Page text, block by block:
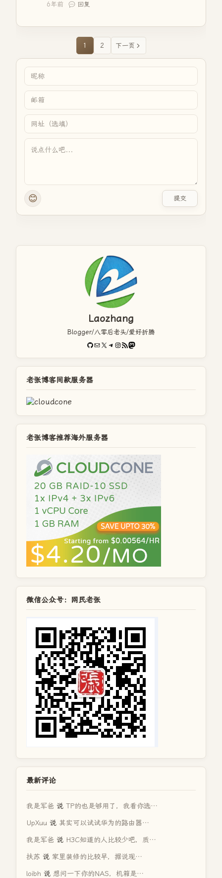
6年前 回复
1 2 下一页
😊 提交
Laozhang
Blogger/八零后老头/爱好折腾
GitHub
电子邮件X Telegram
Instagram
RSS FeedMastodon
老张博客同款服务器
老张博客推荐海外服务器
微信公众号：网民老张
最新评论
我是军爸 说 TP的也是够用了，我看你选…
UpXuu 说 其实可以试试华为的路由器…
我是军爸 说 H3C知道的人比较少吧，质…
扶苏 说 家里装修的比较早，据说现…
loibh 说 想问一下你的NAS，机箱是…